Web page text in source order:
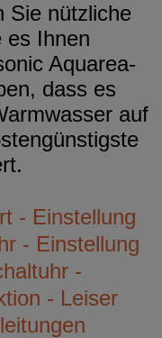
Sie nützliche
es Ihnen
Aquarea-
dass es
auf
- Einstellung
- Einstellung
-
- Leiser